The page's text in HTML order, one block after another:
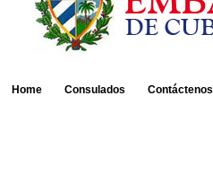
Home Consulados Contáctenos